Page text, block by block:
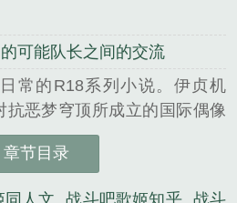
可能队长之间的交流
常的R18系列小说。伊贞机
抗恶梦穹顶所成立的国际偶像
世界的拥有偶像梦想的女孩
选最优秀的五个人。今年入选
章节目录